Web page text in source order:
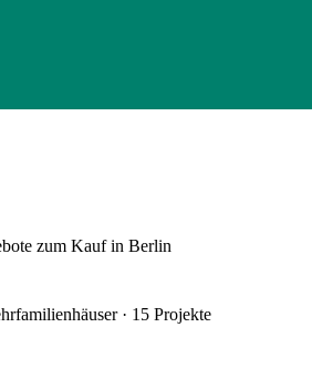
zum Kauf in Berlin
· 15 Projekte